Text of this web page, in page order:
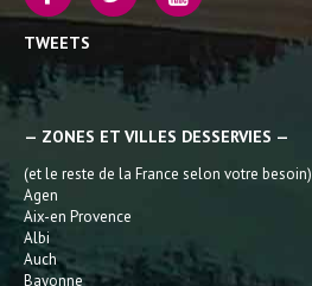
TWEETS
— ZONES ET VILLES DESSERVIES —
(et le reste de la France selon votre besoin)
Agen
Aix-en Provence
Albi
Auch
Bayonne